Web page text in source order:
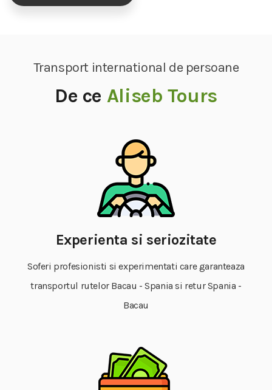
Transport international de persoane
De ce Aliseb Tours
Experienta si seriozitate
Soferi profesionisti si experimentati care garanteaza
transportul rutelor Bacau - Spania si retur Spania -
Bacau